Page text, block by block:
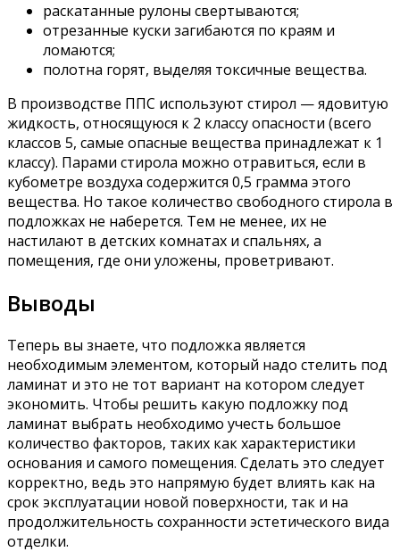
раскатанные рулоны свертываются;
отрезанные куски загибаются по краям и
ломаются;
полотна горят, выделяя токсичные вещества.
В производстве ППС используют стирол — ядовитую
жидкость, относящуюся к 2 классу опасности (всего
классов 5, самые опасные вещества принадлежат к 1
классу). Парами стирола можно отравиться, если в
кубометре воздуха содержится 0,5 грамма этого
вещества. Но такое количество свободного стирола в
подложках не наберется. Тем не менее, их не
настилают в детских комнатах и спальнях, а
помещения, где они уложены, проветривают.
Выводы
Теперь вы знаете, что подложка является
необходимым элементом, который надо стелить под
ламинат и это не тот вариант на котором следует
экономить. Чтобы решить какую подложку под
ламинат выбрать необходимо учесть большое
количество факторов, таких как характеристики
основания и самого помещения. Сделать это следует
корректно, ведь это напрямую будет влиять как на
срок эксплуатации новой поверхности, так и на
продолжительность сохранности эстетического вида
отделки.